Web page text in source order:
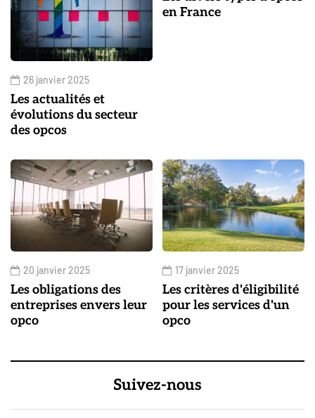
26 janvier 2025
Les actualités et
évolutions du secteur
des opcos
en France
20 janvier 2025
Les obligations des
entreprises envers leur
opco
17 janvier 2025
Les critères d'éligibilité
pour les services d'un
opco
Suivez-nous